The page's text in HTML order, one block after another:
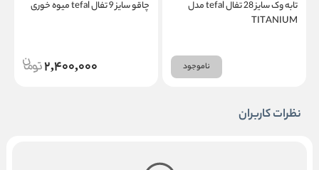
تابه وک سایز 28 تفال tefal مدل
TITANIUM
ناموجود
چاقو سایز 9 تفال tefal میوه خوری
2,400,000
نظرات کاربران